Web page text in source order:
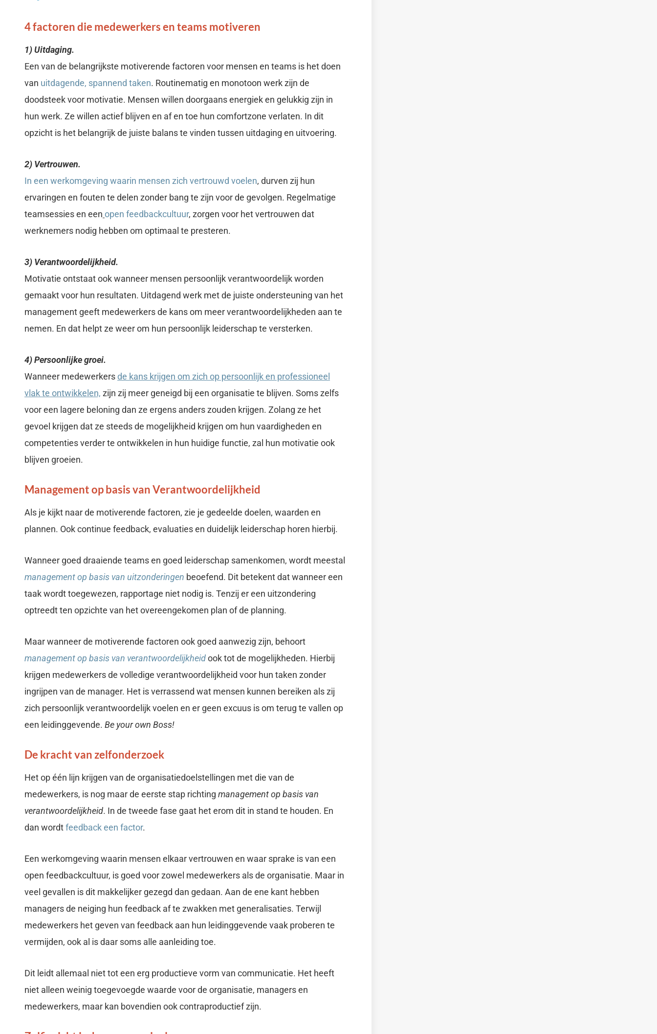
4 factoren die medewerkers en teams motiveren
1) Uitdaging.
Een van de belangrijkste motiverende factoren voor mensen en teams is het doen
van uitdagende, spannend taken. Routinematig en monotoon werk zijn de
doodsteek voor motivatie. Mensen willen doorgaans energiek en gelukkig zijn in
hun werk. Ze willen actief blijven en af en toe hun comfortzone verlaten. In dit
opzicht is het belangrijk de juiste balans te vinden tussen uitdaging en uitvoering.
2) Vertrouwen.
In een werkomgeving waarin mensen zich vertrouwd voelen, durven zij hun
ervaringen en fouten te delen zonder bang te zijn voor de gevolgen. Regelmatige
teamsessies en een open feedbackcultuur, zorgen voor het vertrouwen dat
werknemers nodig hebben om optimaal te presteren.
3) Verantwoordelijkheid.
Motivatie ontstaat ook wanneer mensen persoonlijk verantwoordelijk worden
gemaakt voor hun resultaten. Uitdagend werk met de juiste ondersteuning van het
management geeft medewerkers de kans om meer verantwoordelijkheden aan te
nemen. En dat helpt ze weer om hun persoonlijk leiderschap te versterken.
4) Persoonlijke groei.
Wanneer medewerkers de kans krijgen om zich op persoonlijk en professioneel
vlak te ontwikkelen, zijn zij meer geneigd bij een organisatie te blijven. Soms zelfs
voor een lagere beloning dan ze ergens anders zouden krijgen. Zolang ze het
gevoel krijgen dat ze steeds de mogelijkheid krijgen om hun vaardigheden en
competenties verder te ontwikkelen in hun huidige functie, zal hun motivatie ook
blijven groeien.
Management op basis van Verantwoordelijkheid
Als je kijkt naar de motiverende factoren, zie je gedeelde doelen, waarden en
plannen. Ook continue feedback, evaluaties en duidelijk leiderschap horen hierbij.
Wanneer goed draaiende teams en goed leiderschap samenkomen, wordt meestal
management op basis van uitzonderingen beoefend. Dit betekent dat wanneer een
taak wordt toegewezen, rapportage niet nodig is. Tenzij er een uitzondering
optreedt ten opzichte van het overeengekomen plan of de planning.
Maar wanneer de motiverende factoren ook goed aanwezig zijn, behoort
management op basis van verantwoordelijkheidook tot de mogelijkheden. Hierbij
krijgen medewerkers de volledige verantwoordelijkheid voor hun taken zonder
ingrijpen van de manager. Het is verrassend wat mensen kunnen bereiken als zij
zich persoonlijk verantwoordelijk voelen en er geen excuus is om terug te vallen op
een leidinggevende. Be your own Boss!
De kracht van zelfonderzoek
Het op één lijn krijgen van de organisatiedoelstellingen met die van de
medewerkers, is nog maar de eerste stap richting management op basis van
verantwoordelijkheid. In de tweede fase gaat het erom dit in stand te houden. En
dan wordtfeedback een factor.
Een werkomgeving waarin mensen elkaar vertrouwen en waar sprake is van een
open feedbackcultuur, is goed voor zowel medewerkers als de organisatie. Maar in
veel gevallen is dit makkelijker gezegd dan gedaan. Aan de ene kant hebben
managers de neiging hun feedback af te zwakken met generalisaties. Terwijl
medewerkers het geven van feedback aan hun leidinggevende vaak proberen te
vermijden, ook al is daar soms alle aanleiding toe.
Dit leidt allemaal niet tot een erg productieve vorm van communicatie. Het heeft
niet alleen weinig toegevoegde waarde voor de organisatie, managers en
medewerkers, maar kan bovendien ook contraproductief zijn.